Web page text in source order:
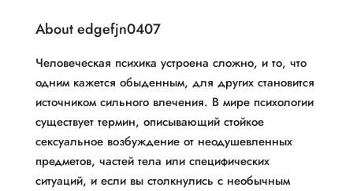
About edgefjn0407
Человеческая психика устроена сложно, и то, что
одним кажется обыденным, для других становится
источником сильного влечения. В мире психологии
существует термин, описывающий стойкое
сексуальное возбуждение от неодушевленных
предметов, частей тела или специфических
ситуаций, и если вы столкнулись с необычным